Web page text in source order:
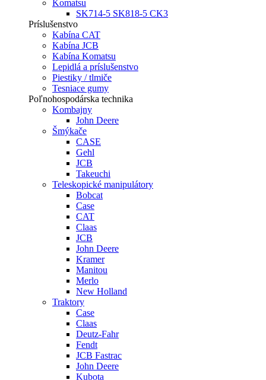
Komatsu
SK714-5 SK818-5 CK3
Príslušenstvo
Kabína CAT
Kabína JCB
Kabína Komatsu
Lepidlá a príslušenstvo
Piestiky / tlmiče
Tesniace gumy
Poľnohospodárska technika
Kombajny
John Deere
Šmýkače
CASE
Gehl
JCB
Takeuchi
Teleskopické manipulátory
Bobcat
Case
CAT
Claas
JCB
John Deere
Kramer
Manitou
Merlo
New Holland
Traktory
Case
Claas
Deutz-Fahr
Fendt
JCB Fastrac
John Deere
Kubota